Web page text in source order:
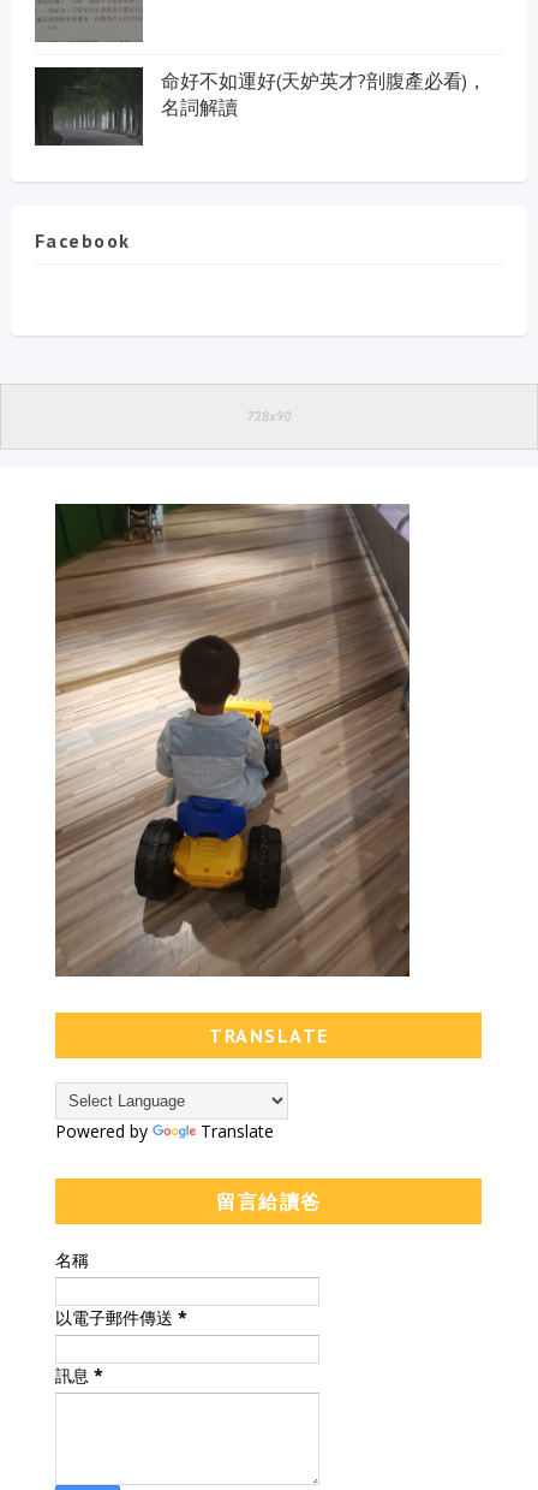
命好不如運好(天妒英才?剖腹產必看)，
名詞解讀
Facebook
TRANSLATE
Powered by Translate
留言給讀爸
名稱
以電子郵件傳送*
訊息*